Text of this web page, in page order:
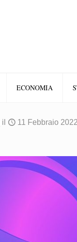
ECONOMIA
il 11 Febbraio 2022